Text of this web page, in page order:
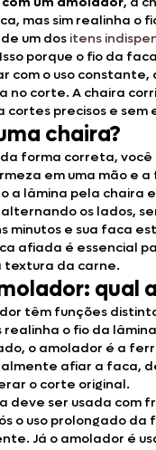
mas sim realinha o
um dos itens
Isso porque o fio da
com o uso constante,
no corte. A chaira
cortes precisos e sem
chaira?
forma correta, você
em uma mão e
a lâmina pela chaira
os lados,
minutos e sua faca
afiada é essencial
textura da carne.
qual
têm funções
realinha o fio da
o amolador é a
afiar a faca,
o corte original.
deve ser usada com
o uso prolongado
Já o amolador é